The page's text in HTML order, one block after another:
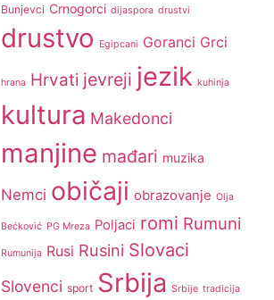
Bunjevci Crnogorci dijaspora drustvi
drustvo Egipcani Goranci Grci
hrana Hrvati jevreji jezik kuhinja
kultura Makedonci
manjine mađari muzika
Nemci običaji obrazovanje Olja
Bećković PG Mreza Poljaci romi Rumuni
Rumunija Rusi Rusini Slovaci
Slovenci sport Srbija Srbije tradicija